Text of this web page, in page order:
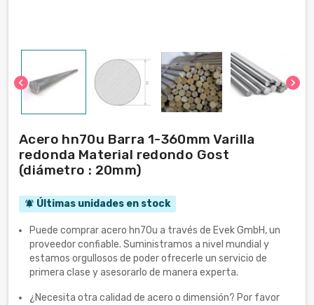
chevron_left chevron_right
Acero hn70u Barra 1-360mm Varilla
redonda Material redondo Gost
(diámetro : 20mm)
notifications_active Últimas unidades en stock
Puede comprar acero hn70u a través de Evek GmbH, un
proveedor confiable. Suministramos a nivel mundial y
estamos orgullosos de poder ofrecerle un servicio de
primera clase y asesorarlo de manera experta.
¿Necesita otra calidad de acero o dimensión? Por favor